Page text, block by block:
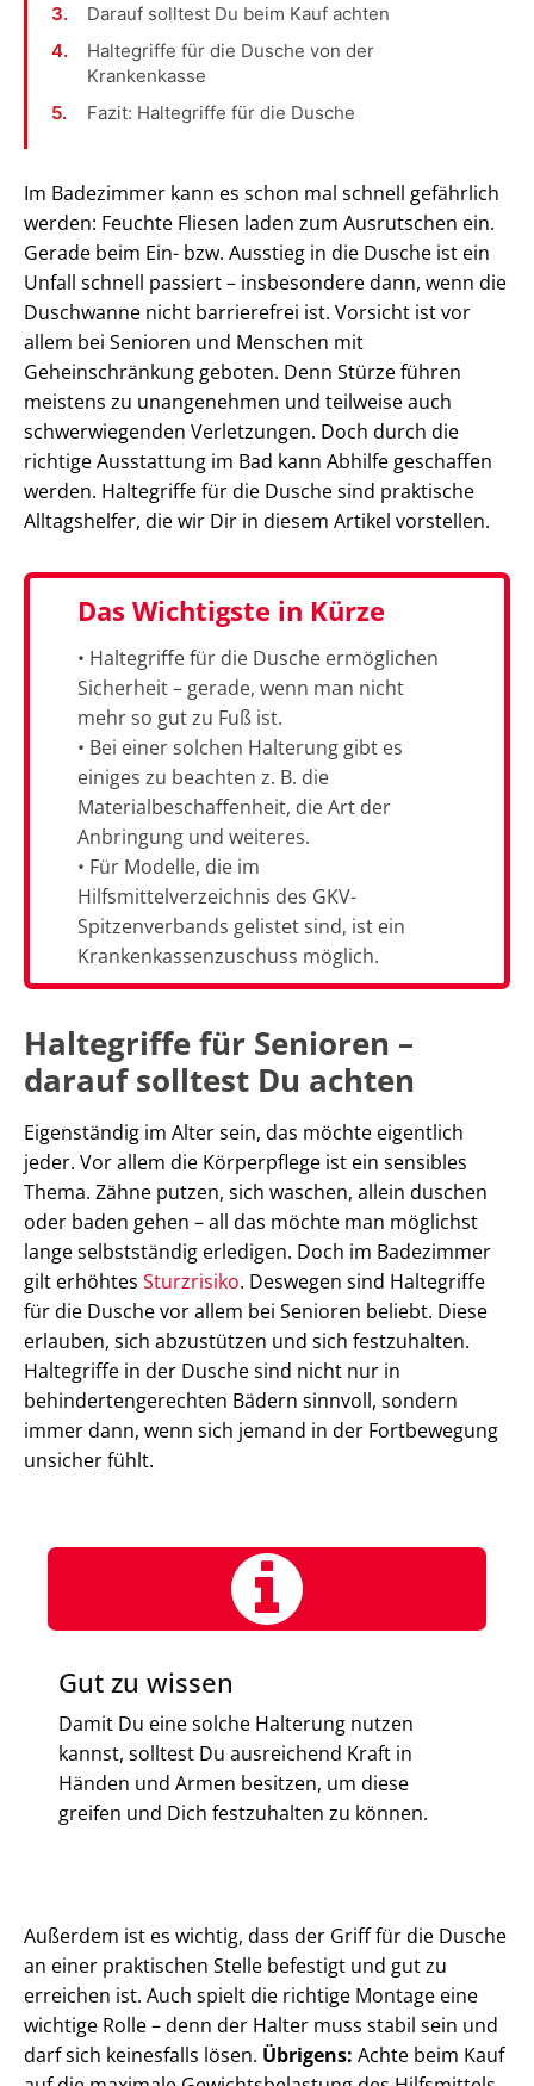
Darauf solltest Du beim Kauf achten
Haltegriffe für die Dusche von der
Krankenkasse
Fazit: Haltegriffe für die Dusche
Im Badezimmer kann es schon mal schnell gefährlich
werden: Feuchte Fliesen laden zum Ausrutschen ein.
Gerade beim Ein- bzw. Ausstieg in die Dusche ist ein
Unfall schnell passiert – insbesondere dann, wenn die
Duschwanne nicht barrierefrei ist. Vorsicht ist vor
allem bei Senioren und Menschen mit
Geheinschränkung geboten. Denn Stürze führen
meistens zu unangenehmen und teilweise auch
schwerwiegenden Verletzungen. Doch durch die
richtige Ausstattung im Bad kann Abhilfe geschaffen
werden. Haltegriffe für die Dusche sind praktische
Alltagshelfer, die wir Dir in diesem Artikel vorstellen.
Das Wichtigste in Kürze
• Haltegriffe für die Dusche ermöglichen
Sicherheit – gerade, wenn man nicht
mehr so gut zu Fuß ist.
• Bei einer solchen Halterung gibt es
einiges zu beachten z. B. die
Materialbeschaffenheit, die Art der
Anbringung und weiteres.
• Für Modelle, die im
Hilfsmittelverzeichnis des GKV-
Spitzenverbands gelistet sind, ist ein
Krankenkassenzuschuss möglich.
Haltegriffe für Senioren –
darauf solltest Du achten
Eigenständig im Alter sein, das möchte eigentlich
jeder. Vor allem die Körperpflege ist ein sensibles
Thema. Zähne putzen, sich waschen, allein duschen
oder baden gehen – all das möchte man möglichst
lange selbstständig erledigen. Doch im Badezimmer
gilt erhöhtes Sturzrisiko. Deswegen sind Haltegriffe
für die Dusche vor allem bei Senioren beliebt. Diese
erlauben, sich abzustützen und sich festzuhalten.
Haltegriffe in der Dusche sind nicht nur in
behindertengerechten Bädern sinnvoll, sondern
immer dann, wenn sich jemand in der Fortbewegung
unsicher fühlt.
Gut zu wissen
Damit Du eine solche Halterung nutzen
kannst, solltest Du ausreichend Kraft in
Händen und Armen besitzen, um diese
greifen und Dich festzuhalten zu können.
Außerdem ist es wichtig, dass der Griff für die Dusche
an einer praktischen Stelle befestigt und gut zu
erreichen ist. Auch spielt die richtige Montage eine
wichtige Rolle – denn der Halter muss stabil sein und
darf sich keinesfalls lösen. Übrigens: Achte beim Kauf